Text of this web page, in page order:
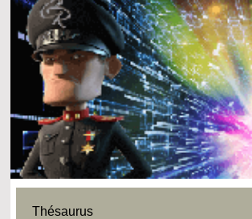
Thésaurus